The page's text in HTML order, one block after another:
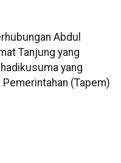
Abdul
Tanjung yang
yang
(Tapem)